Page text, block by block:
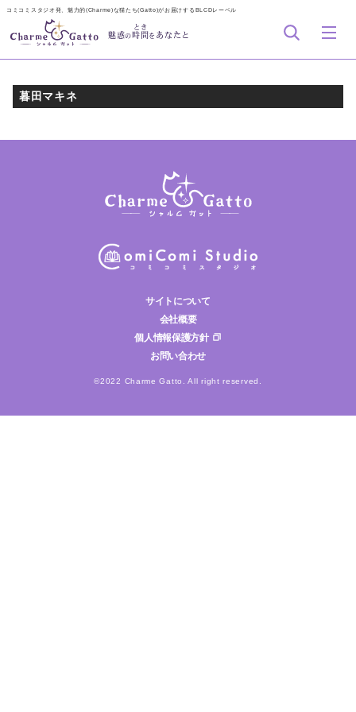
コミコミスタジオ発、魅力的(Charme)な猫たち(Gatto)がお届けするBLCDレーベル
魅惑の 時間
とき
を あなたと
暮田マキネ
サイトについて
会社概要
個人情報保護方針
お問い合わせ
©2022 Charme Gatto. All right reserved.